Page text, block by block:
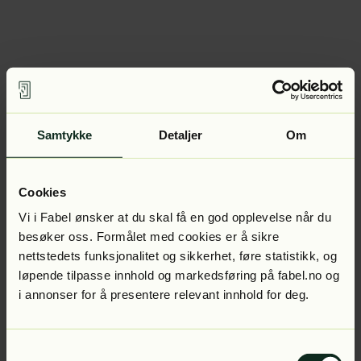
Samtykke Detaljer Om
Cookies
Vi i Fabel ønsker at du skal få en god opplevelse når du
besøker oss. Formålet med cookies er å sikre
nettstedets funksjonalitet og sikkerhet, føre statistikk, og
løpende tilpasse innhold og markedsføring på fabel.no og
i annonser for å presentere relevant innhold for deg.